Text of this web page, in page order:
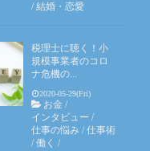
/結婚・恋愛
税理士に聴く！小
規模事業者のコロ
ナ危機の...
2020-05-29(Fri)
お金 /
インタビュー /
仕事の悩み /仕事術
/働く /